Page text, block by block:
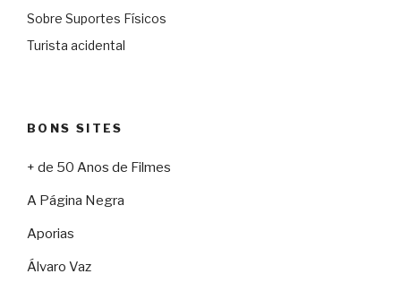
Sobre Suportes Físicos
Turista acidental
BONS SITES
+ de 50 Anos de Filmes
A Página Negra
Aporias
Álvaro Vaz